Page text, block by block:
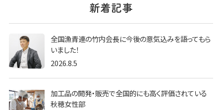
全国漁青連の竹内会長に今後の意気込みを語ってもら
いました！
2026.8.5
加工品の開発・販売で全国的にも高く評価されている
秋穂女性部